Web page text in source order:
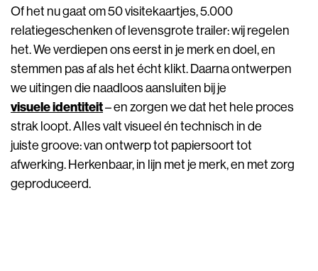
Of het nu gaat om 50 visitekaartjes, 5.000
relatiegeschenken of levensgrote trailer: wij regelen
het. We verdiepen ons eerst in je merk en doel, en
stemmen pas af als het écht klikt. Daarna ontwerpen
we uitingen die naadloos aansluiten bij je
visuele identiteit– en zorgen we dat het hele proces
strak loopt. Alles valt visueel én technisch in de
juiste groove: van ontwerp tot papiersoort tot
afwerking. Herkenbaar, in lijn met je merk, en met zorg
geproduceerd.